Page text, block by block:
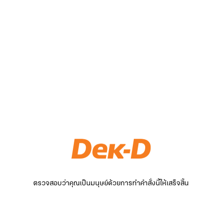
ตรวจสอบว่าคุณเป็นมนุษย์ด้วยการทำคำสั่งนี้ให้เสร็จสิ้น